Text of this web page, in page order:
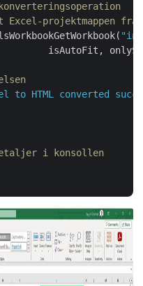
projektmappen
isAutoFit,
to HTML converted
i konsollen